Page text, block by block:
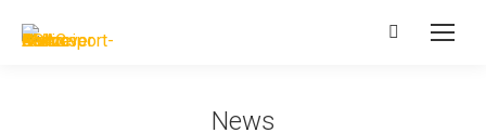
Search:
News